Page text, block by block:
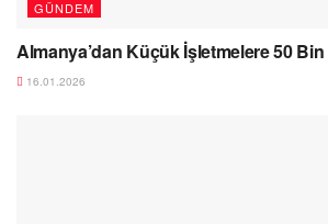
GÜNDEM
Almanya’dan Küçük İşletmelere 50
16.01.2026